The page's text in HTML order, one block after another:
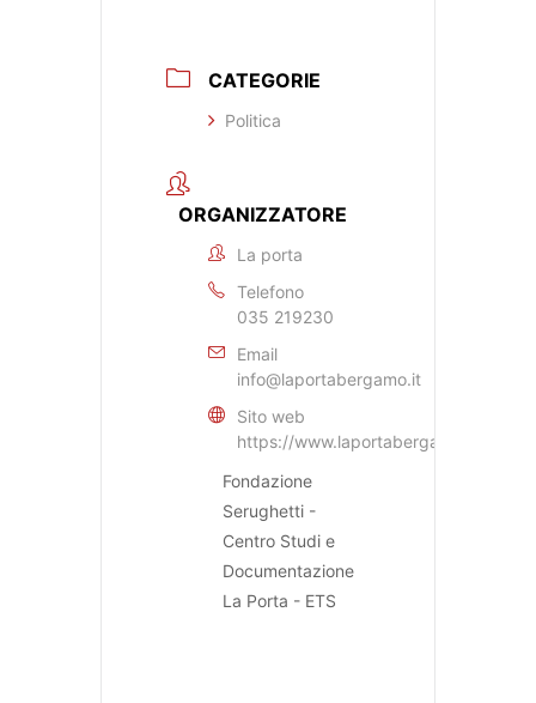
CATEGORIE
Politica
ORGANIZZATORE
La porta
Telefono
035 219230
Email
info@laportabergamo.it
Sito web
https://www.laportabergamo.it
Fondazione
Serughetti -
Centro Studi e
Documentazione
La Porta - ETS